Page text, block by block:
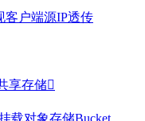
户端源IP透传
享存储
载对象存储Bucket